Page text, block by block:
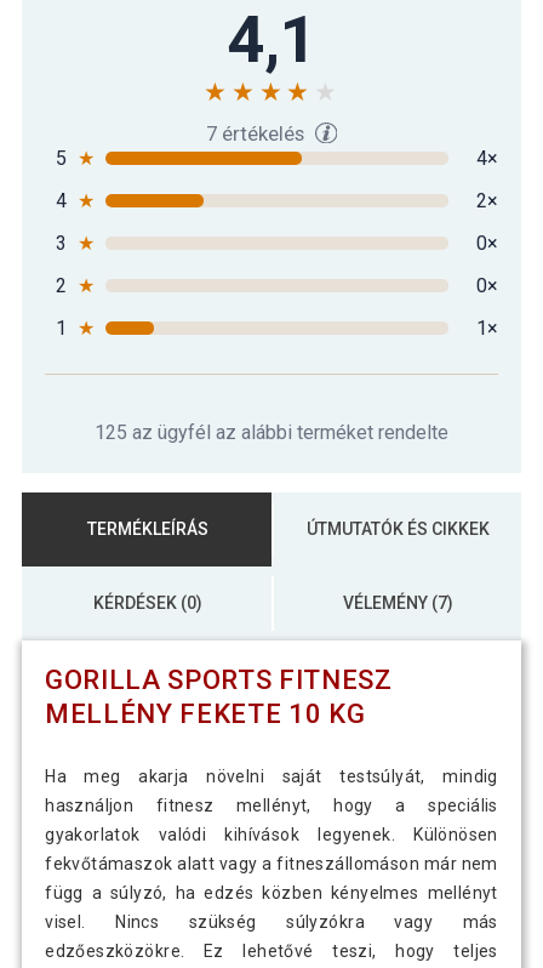
4,1
7 értékelés
5 ★
4×
4 ★
2×
3
★
0×
2 ★
0×
1
★ 1×
125 az ügyfél az alábbi terméket rendelte
TERMÉKLEÍRÁS ÚTMUTATÓK ÉS CIKKEK
KÉRDÉSEK (0) VÉLEMÉNY (7)
GORILLA SPORTS FITNESZ
MELLÉNY FEKETE 10 KG
Ha meg akarja növelni saját testsúlyát, mindig
használjon fitnesz mellényt, hogy a speciális
gyakorlatok valódi kihívások legyenek. Különösen
fekvőtámaszok alatt vagy a fitneszállomáson már nem
függ a súlyzó, ha edzés közben kényelmes mellényt
visel. Nincs szükség súlyzókra vagy más
edzőeszközökre. Ez lehetővé teszi, hogy teljes